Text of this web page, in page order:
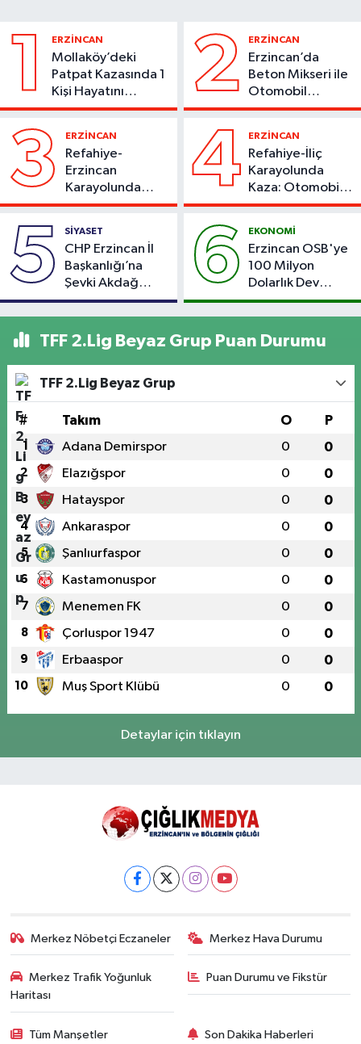
1 ERZİNCAN
Mollaköy’deki
Patpat Kazasında 1
Kişi Hayatını
Kaybetti
2 ERZİNCAN
Erzincan’da
Beton Mikseri ile
Otomobil
Çarpıştı
3 ERZİNCAN
Refahiye-
Erzincan
Karayolunda
Kaza: Otomobil
2 Kişi Yaralandı
4 ERZİNCAN
Refahiye-İliç
Karayolunda
Kaza: Otomobil
Yoldan Çıktı, 6
5 SİYASET
CHP Erzincan İl
Başkanlığı’na
Şevki Akdağ
Atandı!
6 EKONOMİ
Erzincan OSB'ye
100 Milyon
Dolarlık Dev
Yatırım: Bin Kişiye
İstihdam
Hedefleniyor
TFF 2.Lig Beyaz Grup Puan Durumu
TFF 2.Lig Beyaz Grup
# Takım O P
1 Adana Demirspor 0 0
2 Elazığspor 0 0
3 Hatayspor 0 0
4 Ankaraspor 0 0
5 Şanlıurfaspor 0 0
6 Kastamonuspor 0 0
7 Menemen FK 0 0
8 Çorluspor 1947 0 0
9 Erbaaspor 0 0
10 Muş Sport Klübü 0 0
Detaylar için tıklayın
Merkez Nöbetçi Eczaneler Merkez Hava Durumu
Merkez Trafik Yoğunluk
Haritası
Puan Durumu ve Fikstür
Tüm Manşetler Son Dakika Haberleri